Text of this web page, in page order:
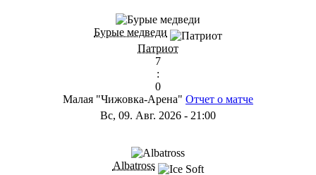
Бурые медведи
Патриот
7
:
0
Малая "Чижовка-Арена" Отчет о матче
Вс, 09. Авг. 2026 - 21:00
Albatross